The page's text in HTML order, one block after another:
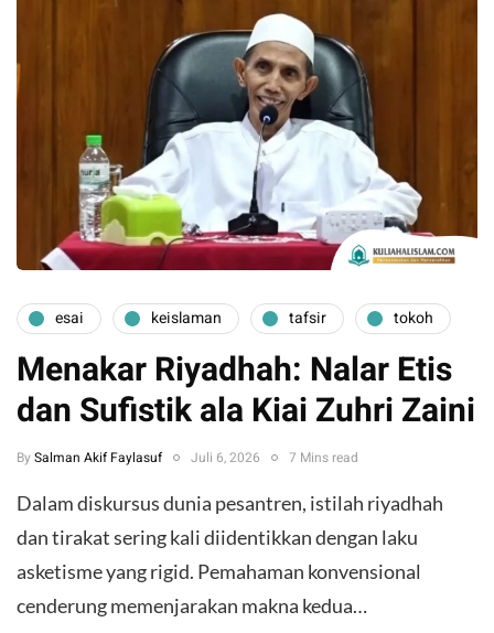
esai keislaman tafsir tokoh
Menakar Riyadhah: Nalar Etis
dan Sufistik ala Kiai Zuhri Zaini
By Salman Akif Faylasuf Juli 6, 2026 7 Mins read
Dalam diskursus dunia pesantren, istilah riyadhah
dan tirakat sering kali diidentikkan dengan laku
asketisme yang rigid. Pemahaman konvensional
cenderung memenjarakan makna kedua…